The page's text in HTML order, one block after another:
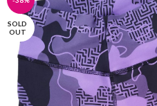
SOLD
OUT